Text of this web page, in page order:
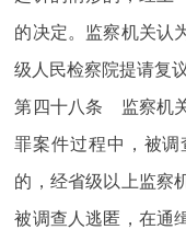
的决定。监察机关认
级人民检察院提请复议
第四十八条 监察机
罪案件过程中，被
的，经省级以上监察
被调查人逃匿，在通